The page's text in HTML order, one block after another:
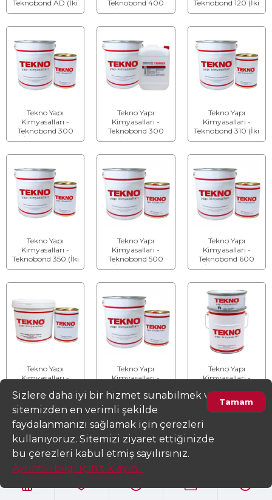
Teknobond AD (İki
Bileşenli) - Epoksi
Teknobond 400
(İki Bileşenli) -
Teknobond 120 (İki
Bileşenli) - Epoksi
Tekno Yapı
Kimyasalları -
Teknobond 300
(İki Bileşenli) -
Tekno Yapı
Kimyasalları -
Teknobond 300
NB (İki Bileşenli) -
Tekno Yapı
Kimyasalları -
Teknobond 310 (İki
Bileşenli) - Astar
Tekno Yapı
Kimyasalları -
Teknobond 350 (İki
Bileşenli) - Epoksi
Tekno Yapı
Kimyasalları -
Teknobond 500
(İki Bileşenli) -
Tekno Yapı
Kimyasalları -
Teknobond 600
(İki Bileşenli) -
Tekno Yapı
Kimyasalları -
Bileşenli) - Su Bazlı
Epoksi Zemin
Boyası
Tekno Yapı
Kimyasalları -
(İki Bileşenli) -
Epoksi Zemin
Tekstürlü Boya
Tekno Yapı
Kimyasalları -
Enjeksiyon (İki
Bileşenli) - Epoksi
Enjeksiyon Reçinesi
Tamam
Sizlere daha iyi bir hizmet sunabilmek ve
sitemizden en verimli şekilde
faydalanmanızı sağlamak için çerezleri
kullanıyoruz. Sitemizi ziyaret ettiğinizde
bu çerezleri kabul etmiş sayılırsınız.
Ayrıntılı bilgi için tıklayın...
Ürünleri Filtrele